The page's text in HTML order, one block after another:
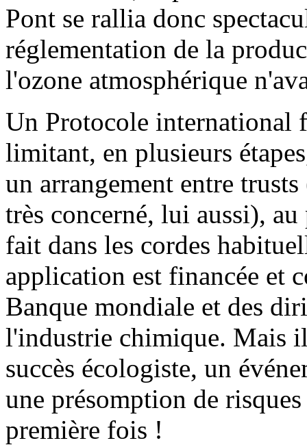
Pont se rallia donc
réglementation de la
l'ozone atmosphérique
Un Protocole international
limitant, en plusieurs
un arrangement entre
très concerné, lui aussi),
fait dans les cordes
application est financée et
Banque mondiale et des
l'industrie chimique. Mais
succès écologiste, un
une présomption de
première fois !